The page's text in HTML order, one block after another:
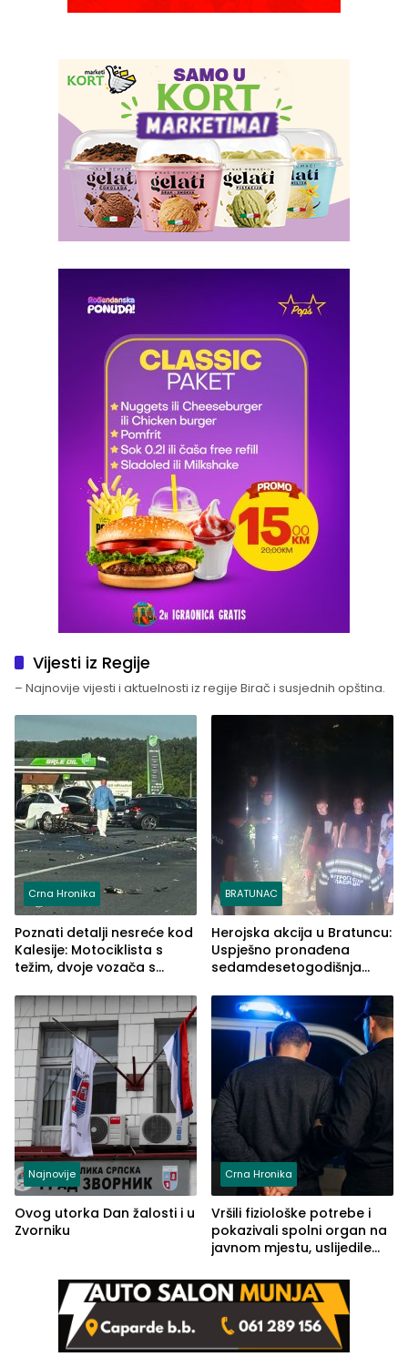
Vijesti iz Regije
– Najnovije vijesti i aktuelnosti iz regije Birač i susjednih opština.
Crna Hronika
Poznati detalji nesreće kod
Kalesije: Motociklista s
težim, dvoje vozača s
BRATUNAC
Herojska akcija u Bratuncu:
Uspješno pronađena
sedamdesetogodišnja
Kravice.
Najnovije
Ovog utorka Dan žalosti i u
Zvorniku
Crna Hronika
Vršili fiziološke potrebe i
pokazivali spolni organ na
javnom mjestu, uslijedile